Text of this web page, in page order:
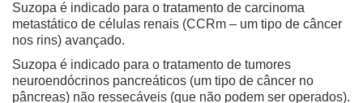
Suzopa é indicado para o tratamento de carcinoma
metastático de células renais (CCRm – um tipo de câncer
nos rins) avançado.
Suzopa é indicado para o tratamento de tumores
neuroendócrinos pancreáticos (um tipo de câncer no
pâncreas) não ressecáveis (que não podem ser operados).